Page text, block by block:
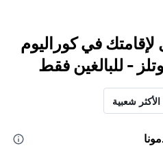
لإقامتك في كوراليوم
- للبالغين فقط
شعبية